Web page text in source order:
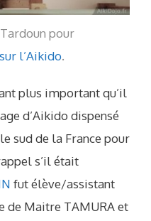
pour
l’Aikido.
plus important qu’il
d’Aikido dispensé
sud de la France pour
s’il était
fut élève/assistant
de Maitre TAMURA et